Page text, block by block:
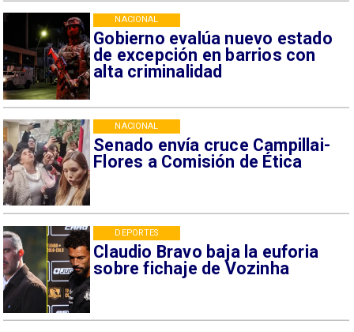
Gobierno evalúa nuevo estado
de excepción en barrios con
alta criminalidad
NACIONAL
Senado envía cruce Campillai-
Flores a Comisión de Ética
NACIONAL
Claudio Bravo baja la euforia
sobre fichaje de Vozinha
DEPORTES